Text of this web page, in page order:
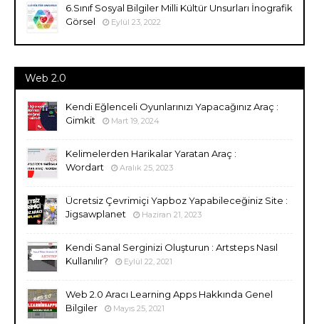
6.Sınıf Sosyal Bilgiler Milli Kültür Unsurları İnografik
Görsel
Eylül 23, 2022
Web 2.0
Kendi Eğlenceli Oyunlarınızı Yapacağınız Araç :
Gimkit
Mart 19, 2024
Kelimelerden Harikalar Yaratan Araç :
Wordart
Aralık 25, 2023
Ücretsiz Çevrimiçi Yapboz Yapabileceğiniz Site :
Jigsawplanet
Haziran 21, 2023
Kendi Sanal Serginizi Oluşturun : Artsteps Nasıl
Kullanılır?
Eylül 22, 2021
Web 2.0 Aracı Learning Apps Hakkında Genel
Bilgiler
Mayıs 25, 2021